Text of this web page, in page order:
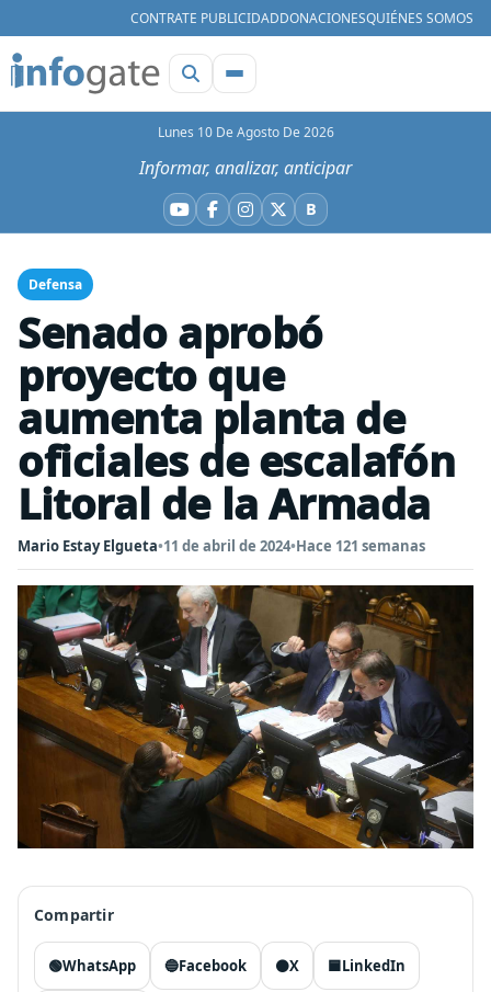
CONTRATE PUBLICIDADDONACIONESQUIÉNES SOMOS
Lunes 10 De Agosto De 2026
Informar, analizar, anticipar
YouTube
Facebook
Instagram
X BBluesky
Defensa
Senado aprobó
proyecto que
aumenta planta de
oficiales de escalafón
Litoral de la Armada
Mario Estay Elgueta•11 de abril de 2024•Hace 121 semanas
Compartir
🟢WhatsApp 🔵Facebook ⚫X 🟦LinkedIn